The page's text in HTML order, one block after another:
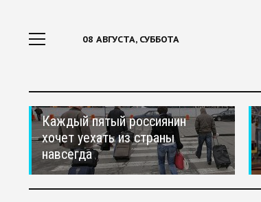
08 АВГУСТА, СУББОТА
Каждый пятый россиянин
хочет уехать из страны
навсегда